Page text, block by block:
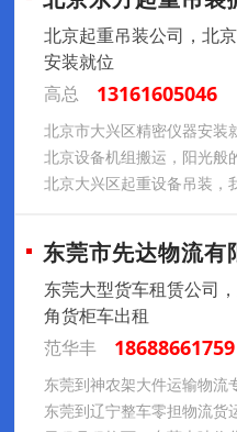
北京起重吊装公司，北
安装就位
高总
13161605046
北京市大兴区精密仪器安装
北京设备机组搬运，阳光般
北京大兴区起重设备吊装，
东莞市先达物流有
东莞大型货车租赁公司
角货柜车出租
范华丰
18688661759
东莞到神农架大件运输物流